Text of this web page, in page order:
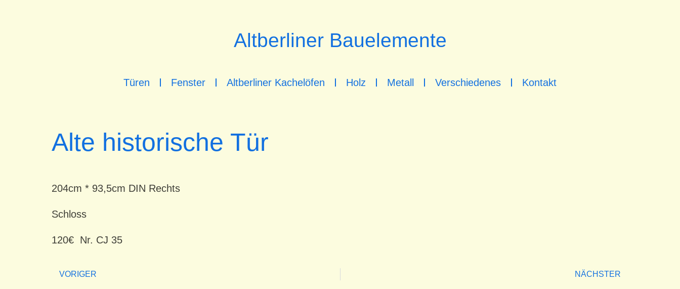
Altberliner Bauelemente
Türen Fenster Altberliner Kachelöfen Holz Metall Verschiedenes Kontakt
Alte historische Tür
204cm * 93,5cm DIN Rechts
Schloss
120€ Nr. CJ 35
VORIGER NÄCHSTER